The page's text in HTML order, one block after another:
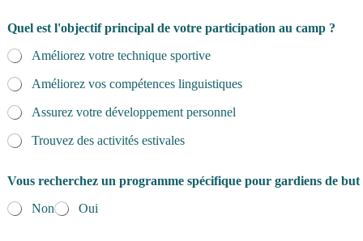
Quel est l'objectif principal de votre participation au camp ?
Améliorez votre technique sportive
Améliorez vos compétences linguistiques
Assurez votre développement personnel
Trouvez des activités estivales
Vous recherchez un programme spécifique pour gardiens de but
Non
Oui